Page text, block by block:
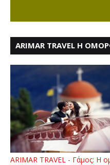
ARIMAR TRAVEL Η
ARIMAR TRAVEL - Γάμος: Η